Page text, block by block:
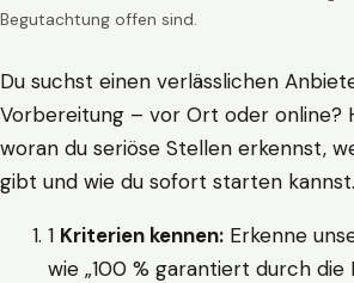
Begutachtung offen sind.
Du suchst einen verlässlichen
Vorbereitung – vor Ort oder online?
woran du seriöse Stellen erkennst,
gibt und wie du sofort starten kannst.
1 Kriterien kennen: Erkenne
wie „100 % garantiert durch die